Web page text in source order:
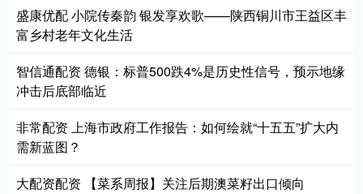
盛康优配 小院传秦韵 银发享欢歌——陕西铜川市王益区丰
富乡村老年文化生活
智信通配资 德银：标普500跌4%是历史性信号，预示地缘
冲击后底部临近
非常配资 上海市政府工作报告：如何绘就“十五五”扩大内
需新蓝图？
大配资配资 【菜系周报】关注后期澳菜籽出口倾向